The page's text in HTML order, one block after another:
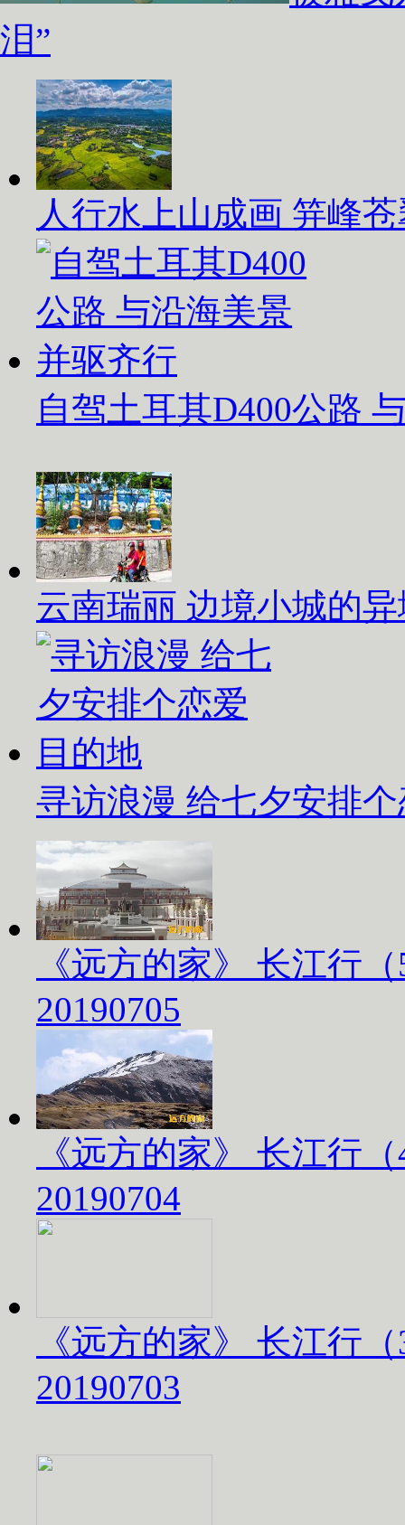
泪”
人行水上山成画 笄峰
自驾土耳其D400公路
云南瑞丽 边境小城的
寻访浪漫 给七夕安排
《远方的家》 长江行
20190705
《远方的家》 长江行
20190704
《远方的家》 长江行
20190703